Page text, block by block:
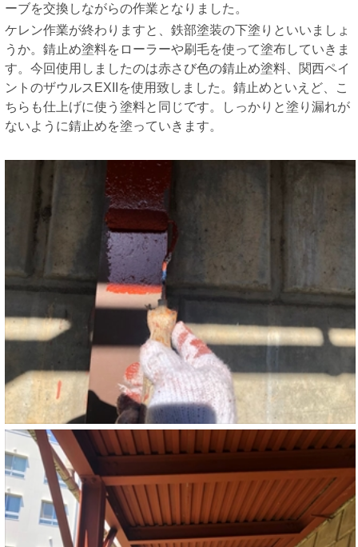
ーブを交換しながらの作業となりました。
ケレン作業が終わりますと、鉄部塗装の下塗りといいましょ
うか。錆止め塗料をローラーや刷毛を使って塗布していきま
す。今回使用しましたのは赤さび色の錆止め塗料、関西ペイ
ントのザウルスEXIIを使用致しました。錆止めといえど、こ
ちらも仕上げに使う塗料と同じです。しっかりと塗り漏れが
ないように錆止めを塗っていきます。